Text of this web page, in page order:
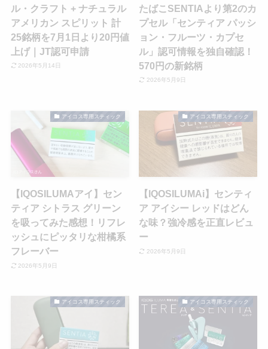
ル・クラフト + ナチュラル
アメリカン スピリット 計
25銘柄を7月1日より20円値
上げ｜JT認可申請
2026年5月14日
たばこSENTIAより第2のカ
プセル「センティア パッシ
ョン・フルーツ・カプセ
ル」認可情報を独自確認！
570円の新銘柄
2026年5月9日
アイコス専用スティック
【IQOSILUMAアイ】セン
ティア シトラス グリーン
を吸ってみた感想！リフレ
ッシュにピッタリな柑橘系
フレーバー
2026年5月9日
アイコス専用スティック
【IQOSILUMAi】センティ
ア アイシー レッドはどん
な味？強冷感を正直レビュ
ー
2026年5月9日
アイコス専用スティック アイコス専用スティック